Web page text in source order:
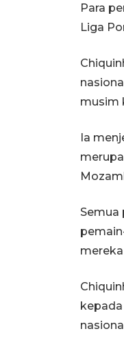
Para
Liga
musim
Ia
Semua